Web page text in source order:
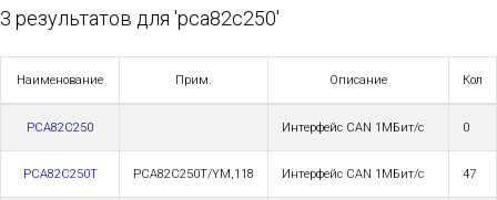
3 результатов для 'pca82c250'
Наименование Прим. Описание Кол
PCA82C250 Интерфейс CAN 1МБит/с 0
PCA82C250T PCA82C250T/YM,118 Интерфейс CAN 1МБит/с 47